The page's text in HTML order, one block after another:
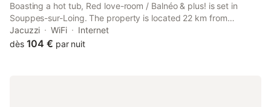
Boasting a hot tub, Red love-room / Balnéo & plus! is set in
Souppes-sur-Loing. The property is located 22 km from
Montargis Train station, 23 km from Girodet Museum and 24 km
from Lake of Closiers.
Jacuzzi WiFi
Internet
dès 104 € par nuit